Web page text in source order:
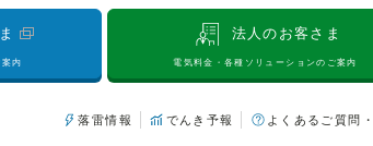
内
法人のお客さま
電気料金・各種ソリューションのご案内
落雷情報 でんき予報 よくあるご質問